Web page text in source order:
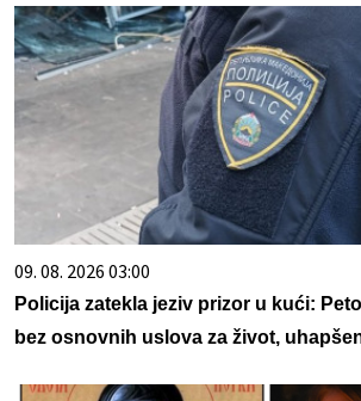
09. 08. 2026 03:00
Policija zatekla jeziv prizor u kući:
bez osnovnih uslova za život,